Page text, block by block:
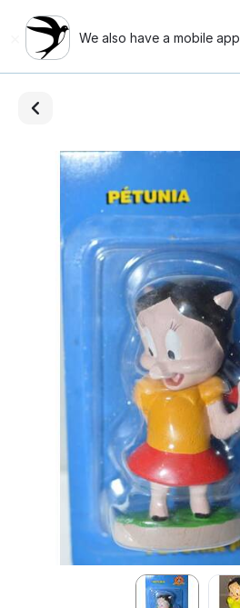
We also have a mobile app